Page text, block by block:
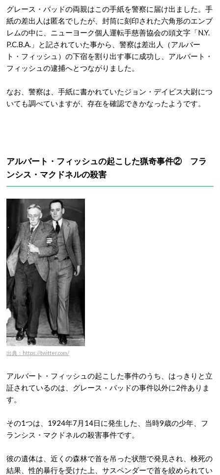
グレース・バッドの両親はこの手紙を警察に届け出ました。手
紙の差出人は匿名でしたが、封筒に刻印された六角形のエンブ
レムの中に、ニューヨーク個人運転手慈善協会の頭文字「N.Y.
P.C.B.A.」と記されていた事から、警察は差出人（アルバー
ト・フィッシュ）の下宿を割り出す事に成功し、アルバート・
フィッシュの逮捕へとつながりました。
なお、警察は、手紙に書かれていたジョン・デイビス大尉につ
いても調べていますが、存在を確認できかなったようです。
アルバート・フィッシュの起こした猟奇事件② フラ
ンシス・マクドネルの殺害
出典：https://twitter.com/
アルバート・フィッシュの起こした事件のうち、はっきりと立
証されているのは、グレース・バッドの事件以外に2件ありま
す。
その1つは、1924年7月14日に発生した、当時9歳の少年、フ
ランシス・マクドネルの殺害事件です。
彼の遺体は、近くの森林で首を吊った状態で発見され、検死の
結果、性的暴行を受けた上、サスペンダーで首を絞められてい